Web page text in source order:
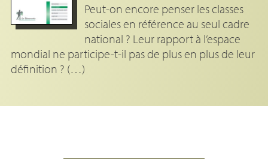
Peut-on encore penser les classes
sociales en référence au seul cadre
national ? Leur rapport à l’espace
mondial ne participe-t-il pas de plus en plus de leur
définition ? (…)